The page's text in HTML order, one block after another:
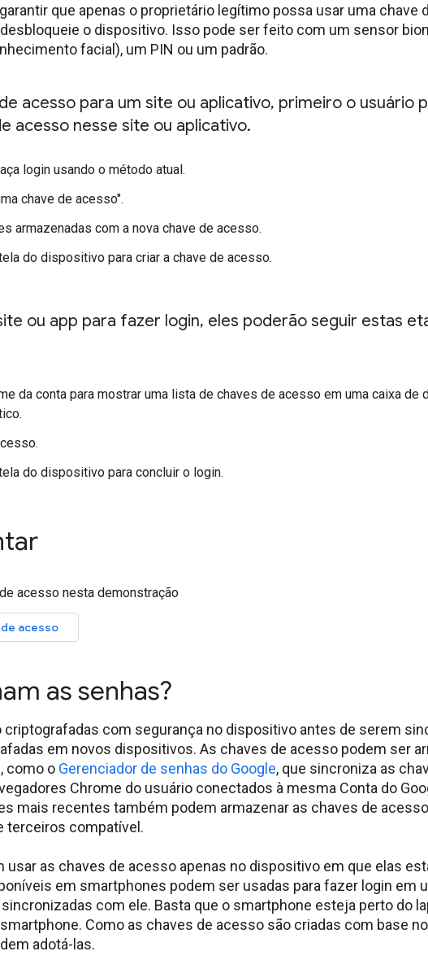
que apenas o proprietário legítimo possa usar uma chave
o dispositivo. Isso pode ser feito com um sensor
facial), um PIN ou um padrão.
acesso para um site ou aplicativo, primeiro o usuário
acesso nesse site ou aplicativo.
login usando o método atual.
chave de acesso".
armazenadas com a nova chave de acesso.
do dispositivo para criar a chave de acesso.
ou app para fazer login, eles poderão seguir estas
da conta para mostrar uma lista de chaves de acesso em uma caixa de
do dispositivo para concluir o login.
acesso nesta demonstração
acesso
as senhas?
com segurança no dispositivo antes de serem
em novos dispositivos. As chaves de acesso podem ser
como o Gerenciador de senhas do Google, que sincroniza as
Chrome do usuário conectados à mesma Conta do
mais recentes também podem armazenar as chaves de
terceiros compatível.
usar as chaves de acesso apenas no dispositivo em que elas
em smartphones podem ser usadas para fazer login em
com ele. Basta que o smartphone esteja perto do
Como as chaves de acesso são criadas com base
adotá-las.